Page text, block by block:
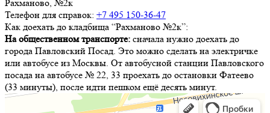
Рахманово, №2к
Телефон для справок: +7 495 150-36-47
Как доехать до кладбища “Рахманово №2к”:
На общественном транспорте: cначала нужно доехать до
города Павловский Посад. Это можно сделать на электричке
или автобусе из Москвы. От автобусной станции Павловского
посада на автобусе № 22, 33 проехать до остановки Фатеево
(33 минуты), после идти пешком ещё десять минут.